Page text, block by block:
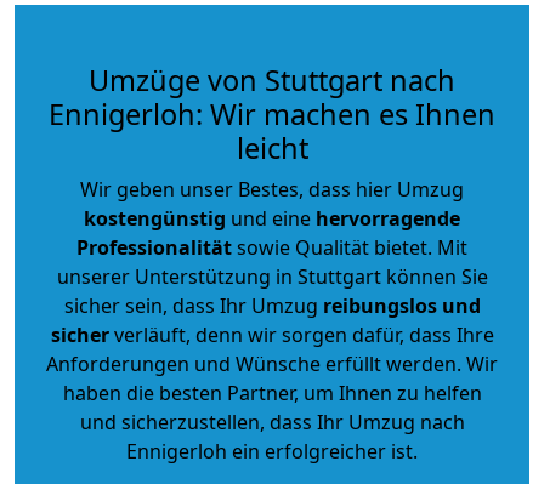
Umzüge von Stuttgart nach
Ennigerloh: Wir machen es Ihnen
leicht
Wir geben unser Bestes, dass hier Umzug
kostengünstig und eine hervorragende
Professionalitätsowie Qualität bietet. Mit
unserer Unterstützung in Stuttgart können Sie
sicher sein, dass Ihr Umzug reibungslos und
sicherverläuft, denn wir sorgen dafür, dass Ihre
Anforderungen und Wünsche erfüllt werden. Wir
haben die besten Partner, um Ihnen zu helfen
und sicherzustellen, dass Ihr Umzug nach
Ennigerloh ein erfolgreicher ist.